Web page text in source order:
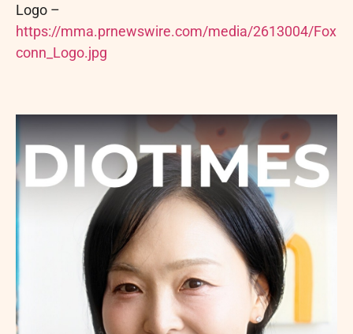
Logo –
https://mma.prnewswire.com/media/2613004/Fox
conn_Logo.jpg